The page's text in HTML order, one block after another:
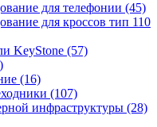
для телефонии (45)
для кроссов тип 110
KeyStone (57)
(16)
(107)
инфраструктуры (28)